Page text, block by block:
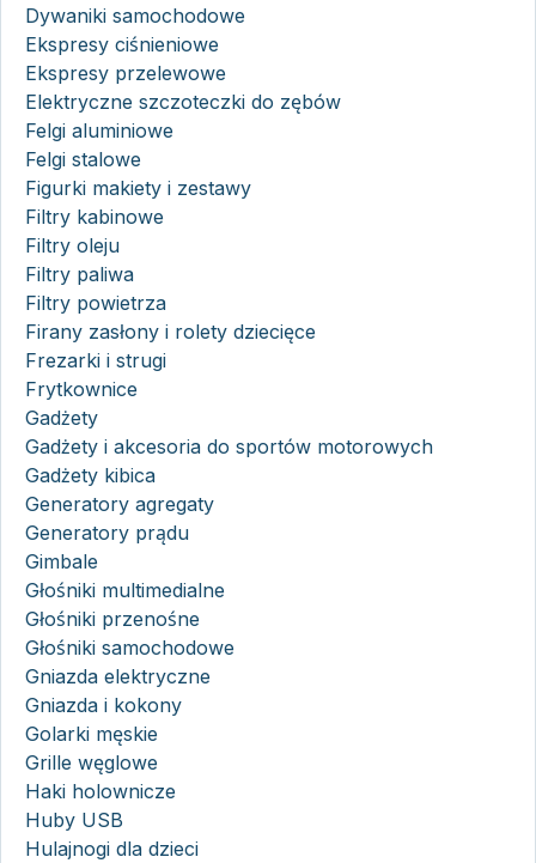
Dywaniki samochodowe
Ekspresy ciśnieniowe
Ekspresy przelewowe
Elektryczne szczoteczki do zębów
Felgi aluminiowe
Felgi stalowe
Figurki makiety i zestawy
Filtry kabinowe
Filtry oleju
Filtry paliwa
Filtry powietrza
Firany zasłony i rolety dziecięce
Frezarki i strugi
Frytkownice
Gadżety
Gadżety i akcesoria do sportów motorowych
Gadżety kibica
Generatory agregaty
Generatory prądu
Gimbale
Głośniki multimedialne
Głośniki przenośne
Głośniki samochodowe
Gniazda elektryczne
Gniazda i kokony
Golarki męskie
Grille węglowe
Haki holownicze
Huby USB
Hulajnogi dla dzieci